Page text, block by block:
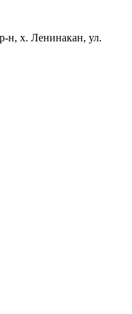
н, х. Ленинакан, ул.